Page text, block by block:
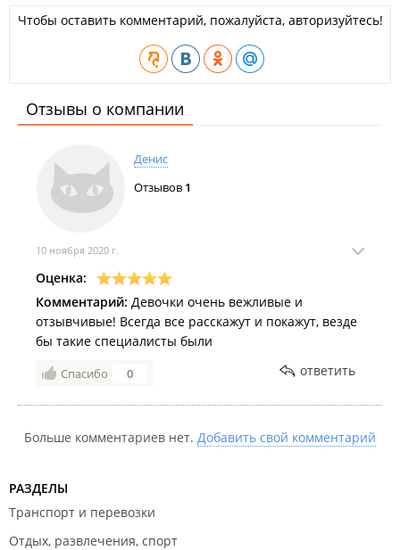
Чтобы оставить комментарий, пожалуйста, авторизуйтесь!
Отзывы о компании
Денис
Отзывов 1
10 ноября 2020 г.
Оценка:
Комментарий: Девочки очень вежливые и
отзывчивые! Всегда все расскажут и покажут, везде
бы такие специалисты были
Спасибо 0 ответить
Больше комментариев нет. Добавить свой комментарий
РАЗДЕЛЫ
Транспорт и перевозки
Отдых, развлечения, спорт